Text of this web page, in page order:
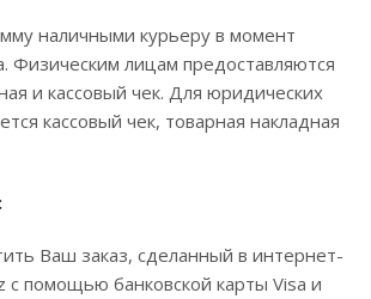
наличными курьеру в момент
Физическим лицам предоставляются
и кассовый чек. Для юридических
кассовый чек, товарная накладная
Ваш заказ, сделанный в интернет-
с помощью банковской карты Visa и